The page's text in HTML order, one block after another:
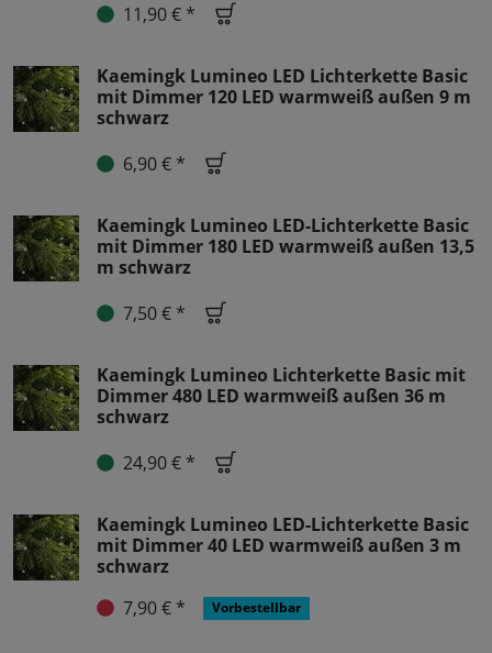
11,90 € *
Kaemingk Lumineo LED Lichterkette Basic
mit Dimmer 120 LED warmweiß außen 9 m
schwarz
6,90 € *
Kaemingk Lumineo LED-Lichterkette Basic
mit Dimmer 180 LED warmweiß außen 13,5
m schwarz
7,50 € *
Kaemingk Lumineo Lichterkette Basic mit
Dimmer 480 LED warmweiß außen 36 m
schwarz
24,90 € *
Kaemingk Lumineo LED-Lichterkette Basic
mit Dimmer 40 LED warmweiß außen 3 m
schwarz
7,90 € *
Vorbestellbar